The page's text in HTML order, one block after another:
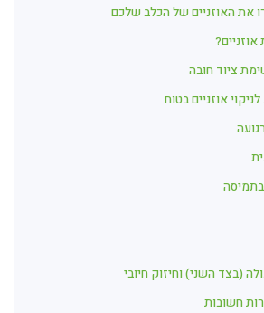
את האוזניים של הכלב שלכם
ציוד חובה
אוזניים בטוח
חשובות